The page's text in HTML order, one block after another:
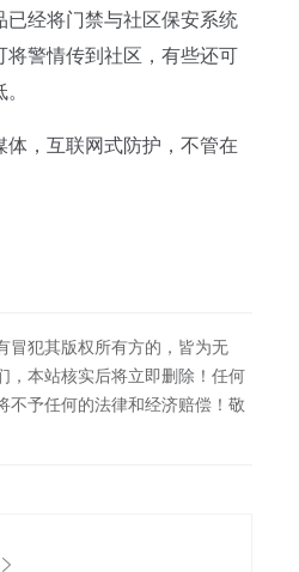
经将门禁与社区保安系统
警情传到社区，有些还可
，互联网式防护，不管在
冒犯其版权所有方的，皆为无
，本站核实后将立即删除！任何
不予任何的法律和经济赔偿！敬